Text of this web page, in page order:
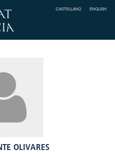
CASTELLANO ENGLISH
OLIVARES